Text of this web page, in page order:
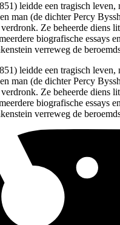
leidde een tragisch leven,
man (de dichter Percy
Ze beheerde diens
biografische essays
verreweg de
leidde een tragisch leven,
man (de dichter Percy
Ze beheerde diens
biografische essays
verreweg de